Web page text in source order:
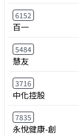
6152
百一
5484
慧友
3716
中化控股
7835
永悅健康-創